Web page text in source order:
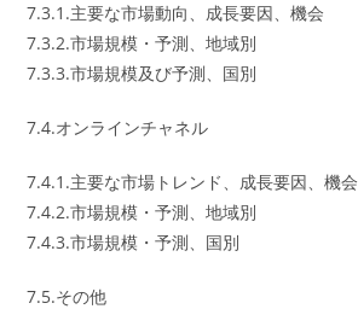
7.3.1.主要な市場動向、成長要因、機会
7.3.2.市場規模・予測、地域別
7.3.3.市場規模及び予測、国別
7.4.オンラインチャネル
7.4.1.主要な市場トレンド、成長要因、機会
7.4.2.市場規模・予測、地域別
7.4.3.市場規模・予測、国別
7.5.その他